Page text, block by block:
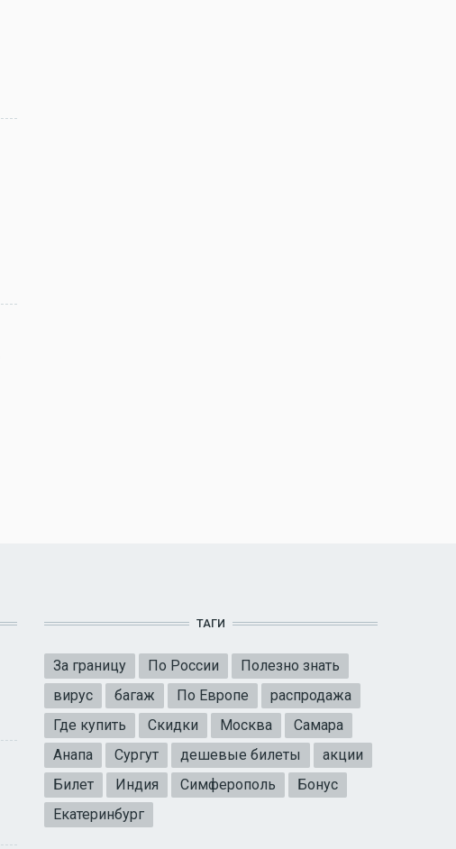
ТАГИ
За границу По России
Полезно знать
вирус
багаж По Европе
распродажа
Где купить
Скидки Москва
Самара
Анапа
Сургут дешевые билеты
акции
Билет
Индия Симферополь
Бонус
Екатеринбург